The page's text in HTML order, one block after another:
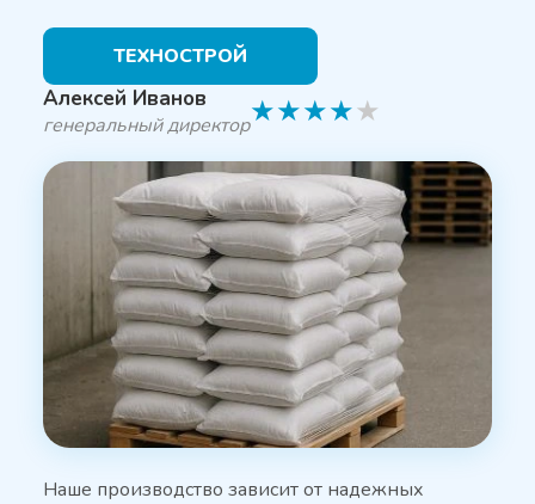
ТЕХНОСТРОЙ
Алексей Иванов
генеральный директор★★★★★
Наше производство зависит от надежных